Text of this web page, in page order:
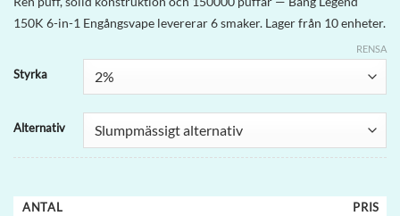
av 5
baserat på
150K 6-in-1 Engångsvape levererar 6 smaker. Lager från 10 enheter.
Styrka
Alternativ
RENSA
ANTAL PRIS